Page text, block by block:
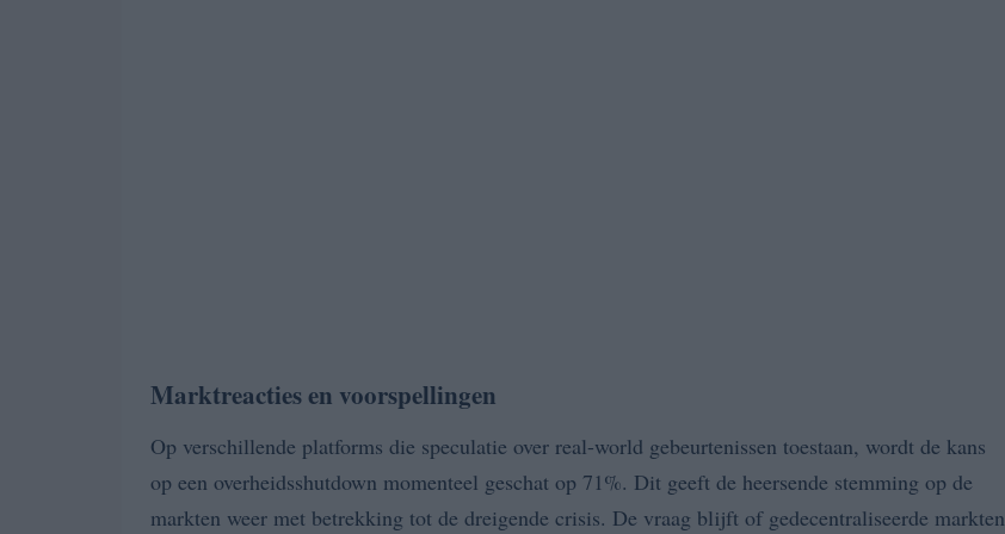
Marktreacties en voorspellingen
Op verschillende platforms die speculatie over real-world gebeurtenissen toestaan, wordt de kans
op een overheidsshutdown momenteel geschat op 71%. Dit geeft de heersende stemming op de
markten weer met betrekking tot de dreigende crisis. De vraag blijft of gedecentraliseerde markten